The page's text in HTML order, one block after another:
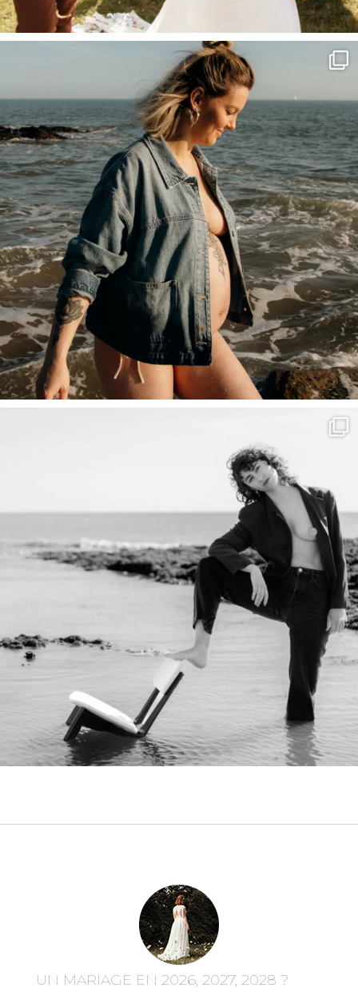
UN MARIAGE EN 2026, 2027, 2028 ?